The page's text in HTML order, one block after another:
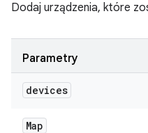
Dodaj urządzenia, które
Parametry
devices
Map